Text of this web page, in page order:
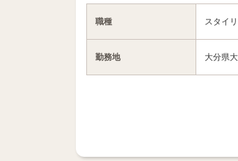
職種 スタイ
勤務地 大分県